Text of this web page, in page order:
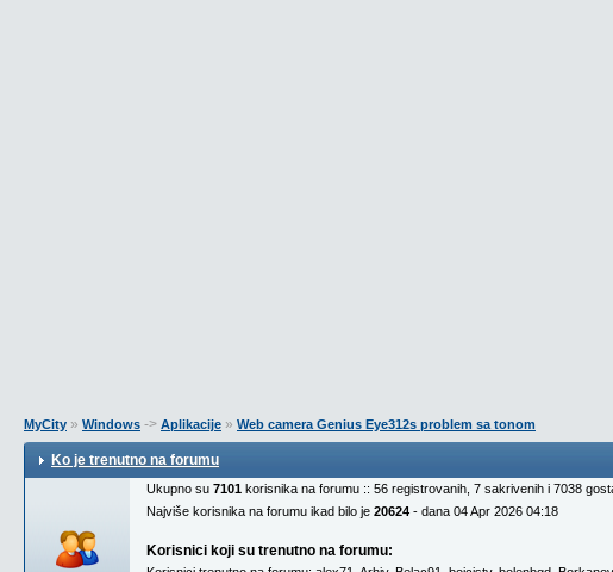
MyCity » Windows -> Aplikacije » Web camera Genius Eye312s problem sa tonom
Ko je trenutno na forumu
Ukupno su 7101 korisnika na forumu :: 56 registrovanih, 7 sakrivenih i 7038
Najviše korisnika na forumu ikad bilo je 20624 - dana 04 Apr 2026 04:18
Korisnici koji su trenutno na forumu: